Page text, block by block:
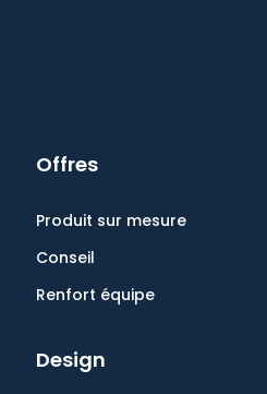
Offres
Produit sur mesure
Conseil
Renfort équipe
Design